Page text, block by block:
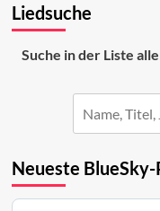
der
2025
11)
Liedsuche
Suche in der Liste
Neueste BlueSky-